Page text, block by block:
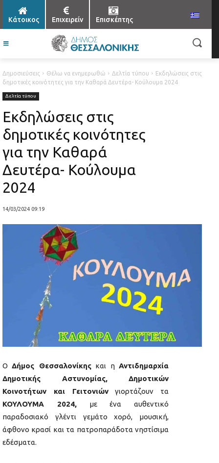
Κάτοικος Επιχειρείν Επισκέπτης
Δημοσιεύσεις Θέλω να ενημερωθώ Δελτία τύπου
Εκδηλώσεις στις
δημοτικές κοινότητες για την Καθαρά Δευτέρα- Κούλουμα 2024
Δελτία τύπου
Εκδηλώσεις στις
δημοτικές κοινότητες
για την Καθαρά
Δευτέρα- Κούλουμα
2024
14/03/2024 09:19
ΟΔήμος Θεσσαλονίκηςκαι ηΑντιδημαρχία
Δημοτικής Αστυνομίας, Δημοτικών
Κοινοτήτων και Γειτονιώνγιορτάζουν τα
ΚΟΥΛΟΥΜΑ 2024,με ένα αυθεντικό
παραδοσιακό γλέντι γεμάτο χορό, μουσική,
άφθονο κρασί και τα πατροπαράδοτα νηστίσιμα
εδέσματα.